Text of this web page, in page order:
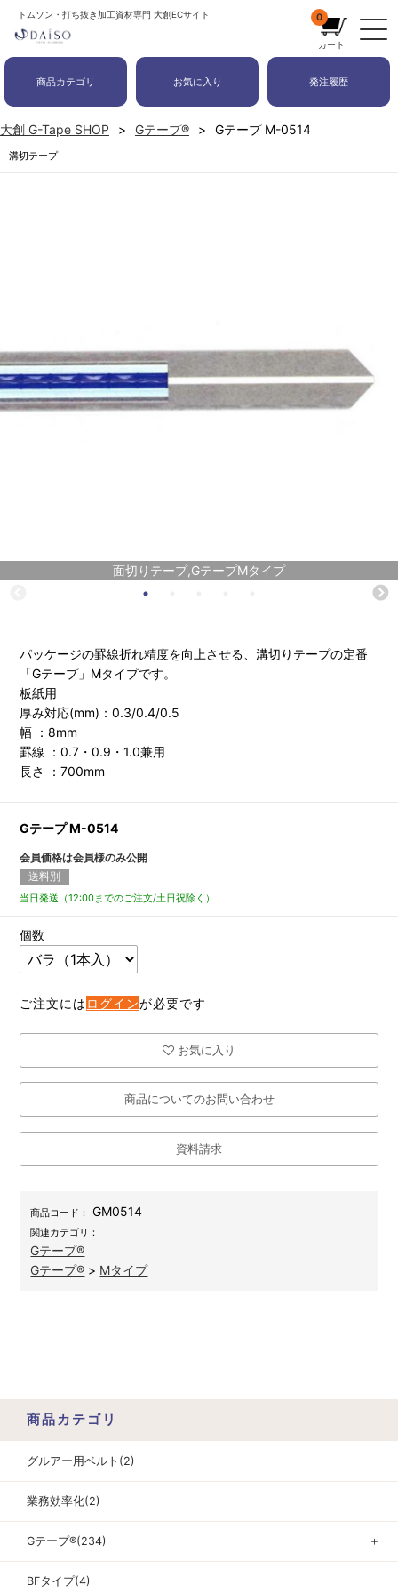
トムソン・打ち抜き加工資材専門 大創ECサイト 0
カート
商品カテゴリ お気に入り 発注履歴
大創 G-Tape SHOP Gテープ® Gテープ M-0514
溝切テープ
面切りテープ,GテープMタイプ
パッケージの罫線折れ精度を向上させる、溝切りテープの定番
「Gテープ」Mタイプです。
板紙用
厚み対応(mm)：0.3/0.4/0.5
幅 ：8mm
罫線 ：0.7・0.9・1.0兼用
長さ ：700mm
Gテープ M-0514
会員価格は会員様のみ公開
送料別
当日発送（12:00までのご注文/土日祝除く）
個数
ご注文には ログインが必要です
お気に入り
商品についてのお問い合わせ
資料請求
商品コード： GM0514
関連カテゴリ：
Gテープ®
Gテープ® > Mタイプ
商品カテゴリ
グルアー用ベルト(2)
業務効率化(2)
Gテープ®(234) ＋
BFタイプ(4)